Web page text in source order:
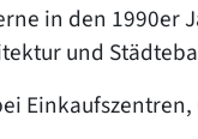
in den 1990er
und